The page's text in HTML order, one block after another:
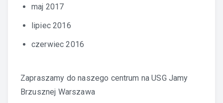
maj 2017
lipiec 2016
czerwiec 2016
Zapraszamy do naszego centrum naUSG Jamy
Brzusznej Warszawa